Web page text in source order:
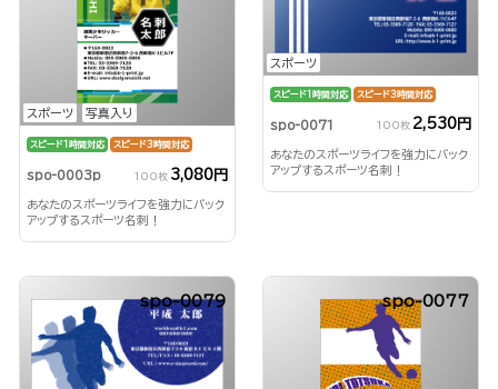
スポーツ 写真入り
スピード1時間対応 スピード3時間対応
spo-0003p 100枚 3,080円
あなたのスポーツライフを強力にバック
アップするスポーツ名刺！
スポーツ
スピード1時間対応 スピード3時間対応
spo-0071 100枚 2,530円
あなたのスポーツライフを強力にバック
アップするスポーツ名刺！
spo-0079 spo-0077